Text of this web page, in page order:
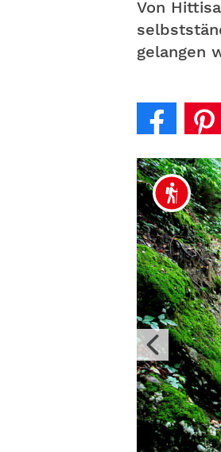
Von
gelangen